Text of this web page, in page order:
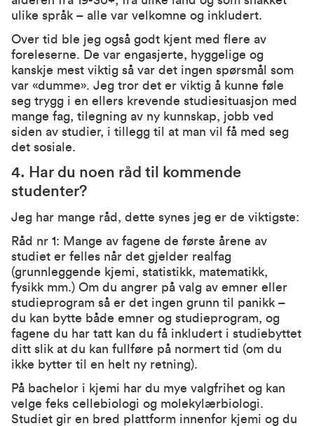
ulike språk – alle var velkomne og inkludert.
Over tid ble jeg også godt kjent med flere av
foreleserne. De var engasjerte, hyggelige og
kanskje mest viktig så var det ingen spørsmål som
var «dumme». Jeg tror det er viktig å kunne føle
seg trygg i en ellers krevende studiesituasjon med
mange fag, tilegning av ny kunnskap, jobb ved
siden av studier, i tillegg til at man vil få med seg
det sosiale.
4. Har du noen råd til kommende
studenter?
Jeg har mange råd, dette synes jeg er de viktigste:
Råd nr 1: Mange av fagene de første årene av
studiet er felles når det gjelder realfag
(grunnleggende kjemi, statistikk, matematikk,
fysikk mm.) Om du angrer på valg av emner eller
studieprogram så er det ingen grunn til panikk –
du kan bytte både emner og studieprogram, og
fagene du har tatt kan du få inkludert i studiebyttet
ditt slik at du kan fullføre på normert tid (om du
ikke bytter til en helt ny retning).
På bachelor i kjemi har du mye valgfrihet og kan
velge feks cellebiologi og molekylærbiologi.
Studiet gir en bred plattform innenfor kjemi og du